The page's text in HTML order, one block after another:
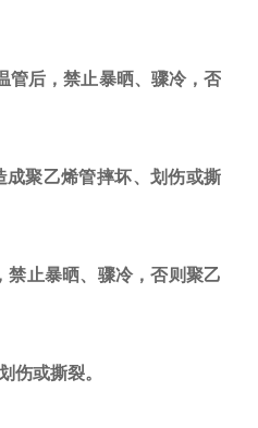
后，禁止暴晒、骤冷，否
聚乙烯管摔坏、划伤或撕
止暴晒、骤冷，否则聚乙
或撕裂。